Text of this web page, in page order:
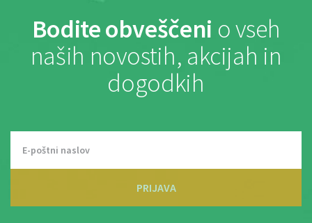
Bodite obveščeni o vseh
naših novostih, akcijah in
dogodkih
PRIJAVA